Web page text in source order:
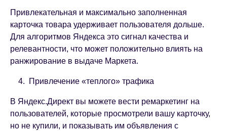
Привлекательная и максимально заполненная
карточка товара удерживает пользователя дольше.
Для алгоритмов Яндекса это сигнал качества и
релевантности, что может положительно влиять на
ранжирование в выдаче Маркета.
4. Привлечение «теплого» трафика
В Яндекс.Директ вы можете вести ремаркетинг на
пользователей, которые просмотрели вашу карточку,
но не купили, и показывать им объявления с